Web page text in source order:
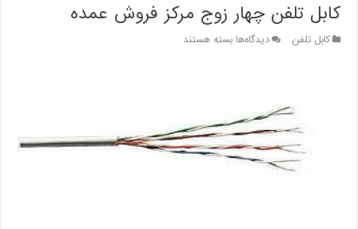
کابل تلفن چهار زوج مرکز فروش عمده
کابل تلفن دیدگاه‌هابرای
فروش
عمده
بسته هستند